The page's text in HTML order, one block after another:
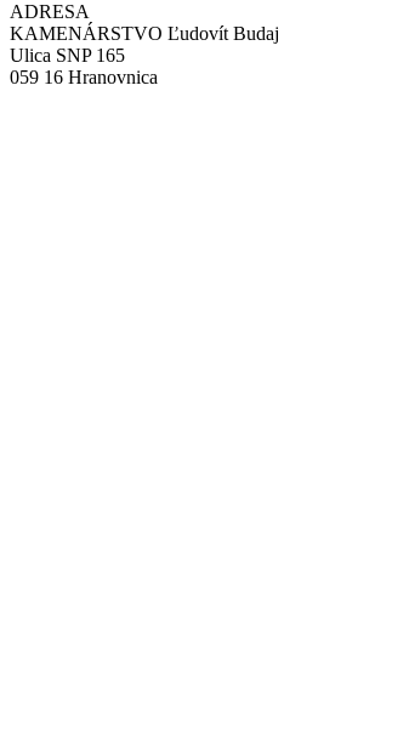
ADRESA
KAMENÁRSTVO Ľudovít Budaj
Ulica SNP 165
059 16 Hranovnica